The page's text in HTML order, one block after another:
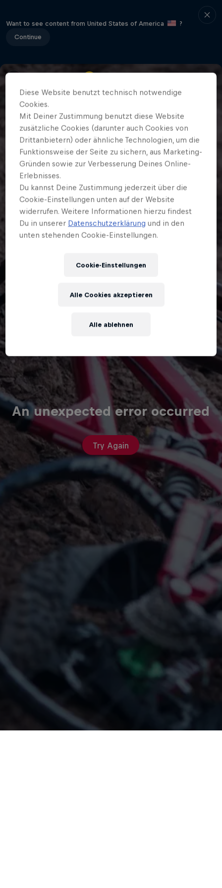
Want to see content from United States of America
?
Continue
An unexpected error occurred
Try Again
Diese Website benutzt technisch notwendige
Cookies.
Mit Deiner Zustimmung benutzt diese Website
zusätzliche Cookies (darunter auch Cookies von
Drittanbietern) oder ähnliche Technologien, um die
Funktionsweise der Seite zu sichern, aus Marketing-
Gründen sowie zur Verbesserung Deines Online-
Erlebnisses.
Du kannst Deine Zustimmung jederzeit über die
Cookie-Einstellungen unten auf der Website
widerrufen. Weitere Informationen hierzu findest
Du in unserer Datenschutzerklärung und in den
unten stehenden Cookie-Einstellungen.
Cookie-Einstellungen
Alle ablehnen
Alle Cookies akzeptieren